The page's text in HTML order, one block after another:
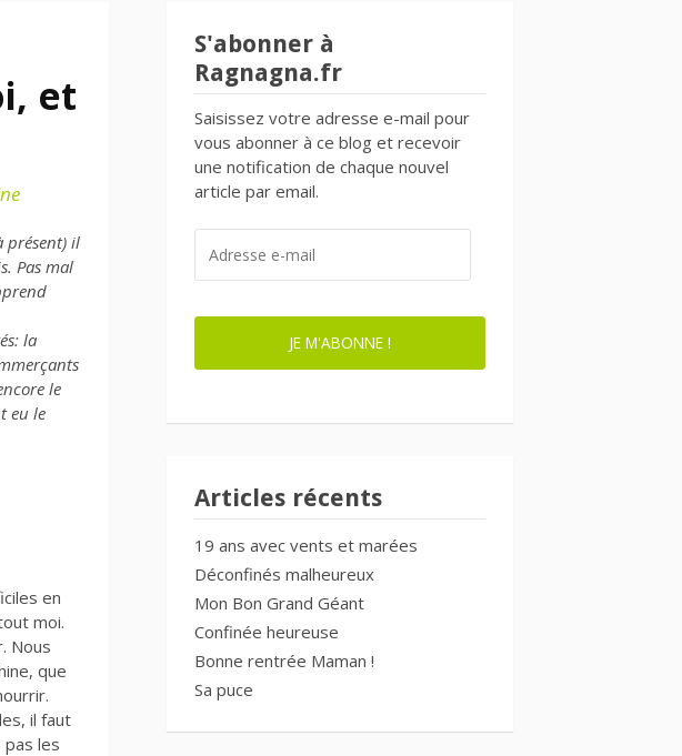
et
présent) il
Pas mal
la
le
eu le
en
moi.
Nous
que
il faut
les
S'abonner à
Ragnagna.fr
Saisissez votre adresse e-mail pour
vous abonner à ce blog et recevoir
une notification de chaque nouvel
article par email.
MAIL
JE M'ABONNE !
Articles récents
19 ans avec vents et marées
Déconfinés malheureux
Mon Bon Grand Géant
Confinée heureuse
Bonne rentrée Maman !
Sa puce